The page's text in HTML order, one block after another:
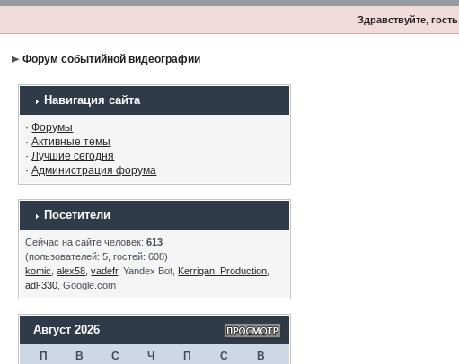
Здравствуйте,
Форум событийной видеографии
Навигация сайта
·Форумы
·Активные темы
·Лучшие сегодня
·Администрация форума
Посетители
Сейчас на сайте человек:613
(пользователей: 5, гостей: 608)
komic ,alex58 ,vadefr, Yandex Bot, Kerrigan_Production
adl-330 , Google.com
Август 2026
П В С Ч П С В